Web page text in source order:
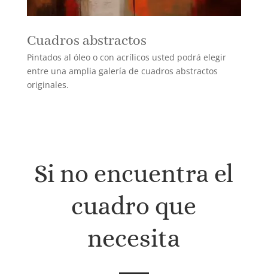
Cuadros abstractos
Pintados al óleo o con acrílicos usted podrá elegir
entre una amplia galería de cuadros abstractos
originales.
Si no encuentra el
cuadro que
necesita